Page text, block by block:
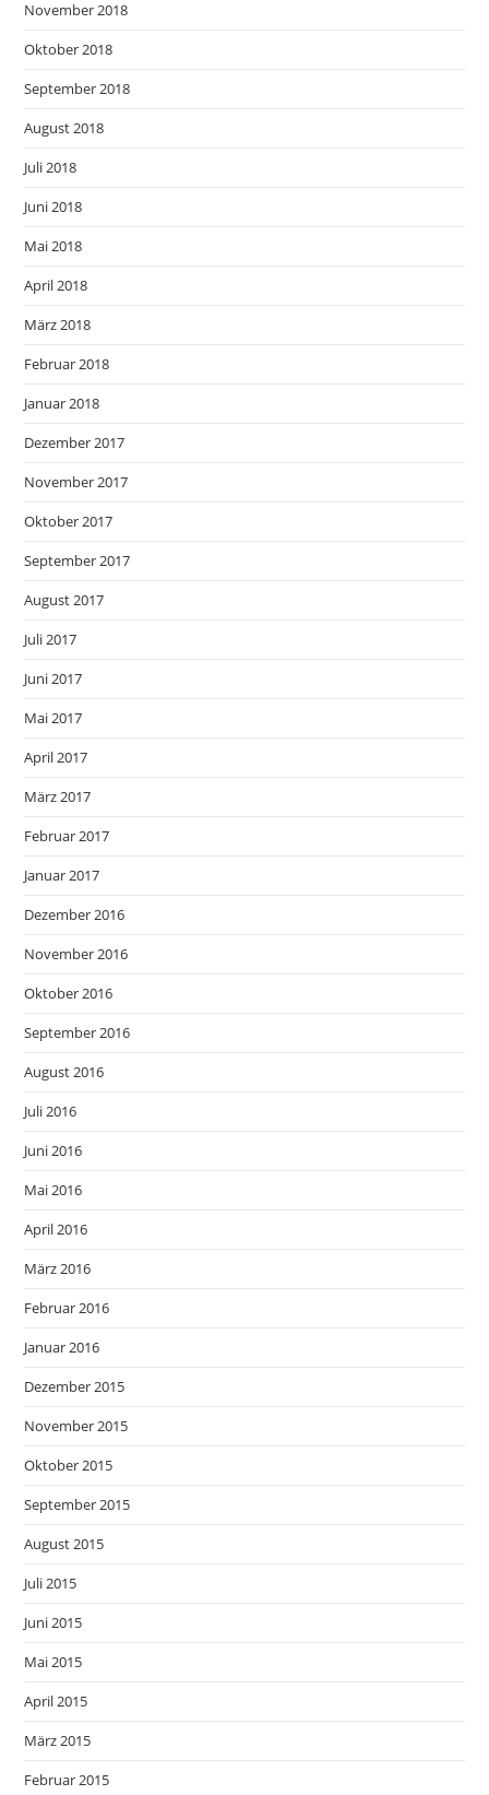
November 2018
Oktober 2018
September 2018
August 2018
Juli 2018
Juni 2018
Mai 2018
April 2018
März 2018
Februar 2018
Januar 2018
Dezember 2017
November 2017
Oktober 2017
September 2017
August 2017
Juli 2017
Juni 2017
Mai 2017
April 2017
März 2017
Februar 2017
Januar 2017
Dezember 2016
November 2016
Oktober 2016
September 2016
August 2016
Juli 2016
Juni 2016
Mai 2016
April 2016
März 2016
Februar 2016
Januar 2016
Dezember 2015
November 2015
Oktober 2015
September 2015
August 2015
Juli 2015
Juni 2015
Mai 2015
April 2015
März 2015
Februar 2015